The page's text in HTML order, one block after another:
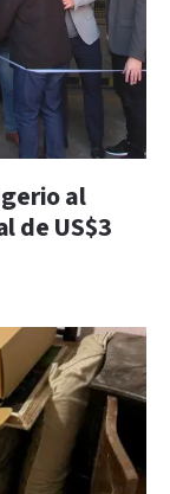
al
de US$3